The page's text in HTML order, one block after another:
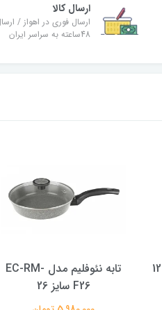
ارسال کالا
ارسال فوری در اهواز /
48ساعته به سراسر ایران
سرویس قاشق و چنگال 12
تابه نئوفلیم مدل EC-RM-
F26 سایز 26